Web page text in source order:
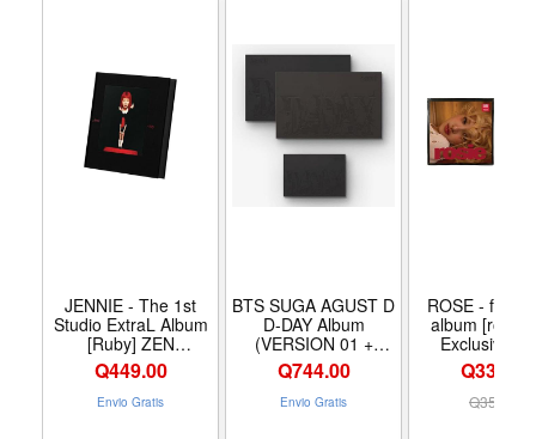
JENNIE - The 1st
Studio ExtraL Album
[Ruby] ZEN
Photobook Version
Q449.00
Envio Gratis
BTS SUGA AGUST D
D-DAY Album
(VERSION 01 +
VERSION 02 +
WEVERSE Ver. +1ea
BTS Store Gift Card)
Q744.00
Envio Gratis
ROSE - first
album [rosie]
Exclusive)
Number
PosterQ334.00
Q359.00